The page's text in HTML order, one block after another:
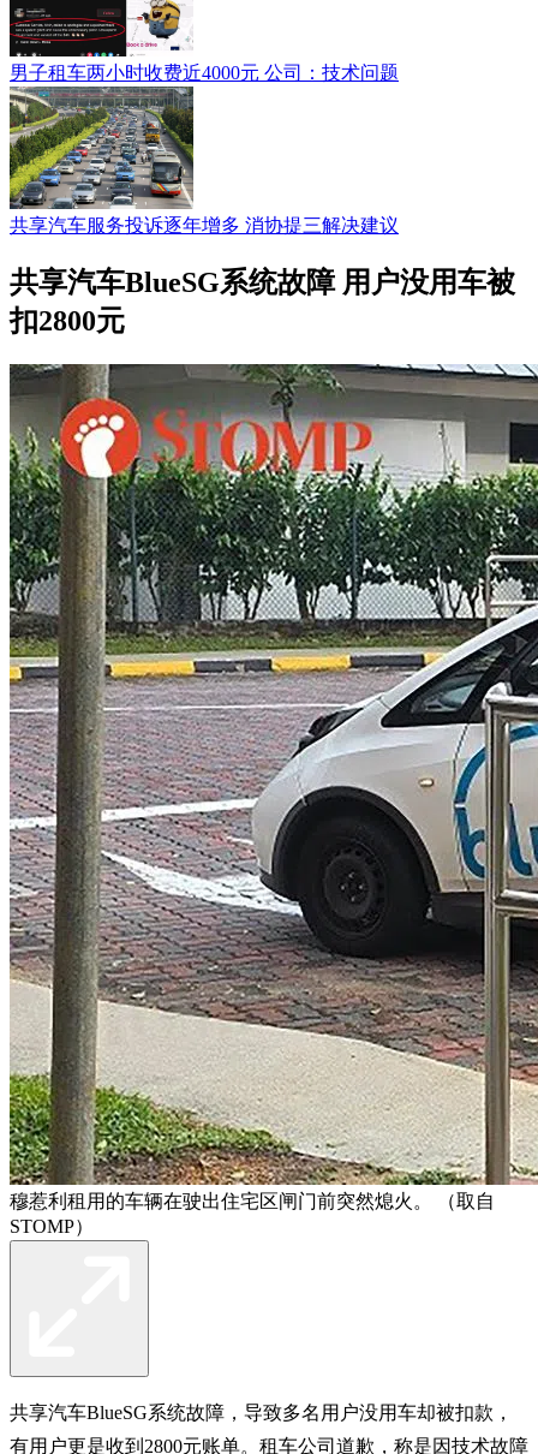
男子租车两小时收费近4000元 公司：技术问题
共享汽车服务投诉逐年增多 消协提三解决建议
共享汽车BlueSG系统故障 用户没用车被
扣2800元
穆惹利租用的车辆在驶出住宅区闸门前突然熄火。 （取自
STOMP）
共享汽车BlueSG系统故障，导致多名用户没用车却被扣款，
有用户更是收到2800元账单。租车公司道歉，称是因技术故障